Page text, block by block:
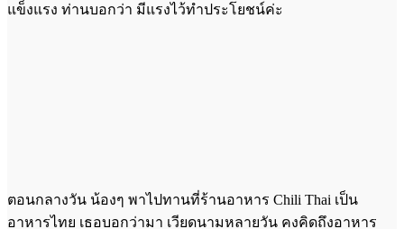
แข็งแรง ท่านบอกว่า มีแรงไว้ทำประโยชน์ค่ะ
ตอนกลางวัน น้องๆ พาไปทานที่ร้านอาหาร Chili Thai เป็น
อาหารไทย เธอบอกว่ามา เวียดนามหลายวัน คงคิดถึงอาหาร